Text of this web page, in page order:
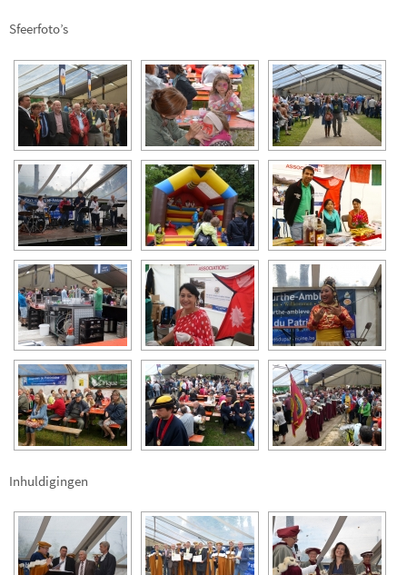
Sfeerfoto’s
Inhuldigingen